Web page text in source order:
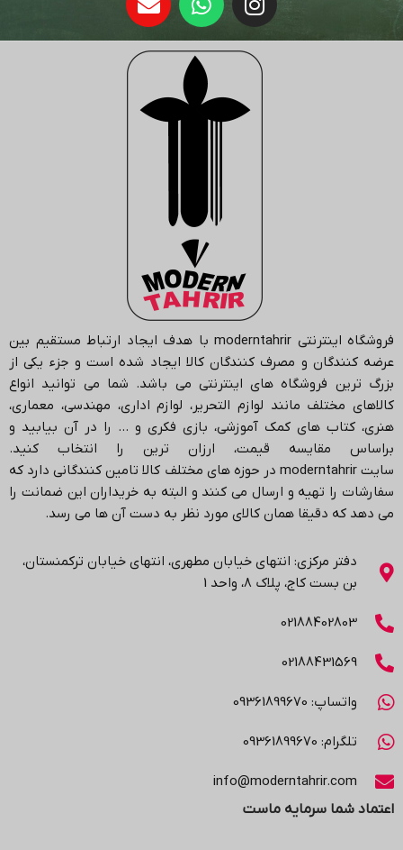
فروشگاه اینترنتی moderntahrir با هدف ایجاد ارتباط مستقیم بین
عرضه کنندگان و مصرف کنندگان کالا ایجاد شده است و جزء یکی از
بزرگ ترین فروشگاه های اینترنتی می باشد. شما می توانید انواع
کالاهای مختلف مانند لوازم التحریر، لوازم اداری، مهندسی، معماری،
هنری، کتاب های کمک آموزشی، بازی فکری و … را در آن بیابید و
براساس مقایسه قیمت، ارزان ترین را انتخاب کنید.
سایتmoderntahrir در حوزه های مختلف کالا تامین کنندگانی دارد که
سفارشات را تهیه و ارسال می کنند و البته به خریداران این ضمانت را
می دهد که دقیقا همان کالای مورد نظر به دست آن ها می رسد.
دفتر مرکزی: انتهاي خیابان مطهری، انتهاي خیابان ترکمنستان،
بن بست کاج، پلاک ۸، واحد 1
02188402803
02188431569
واتساپ: 09361899670
تلگرام: 09361899670
info@moderntahrir.com
اعتماد شما سرمایه ماست